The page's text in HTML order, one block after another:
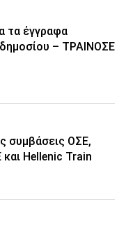
τα έγγραφα
– ΤΡΑΙΝΟΣΕ
συμβάσεις ΟΣΕ,
Hellenic Train